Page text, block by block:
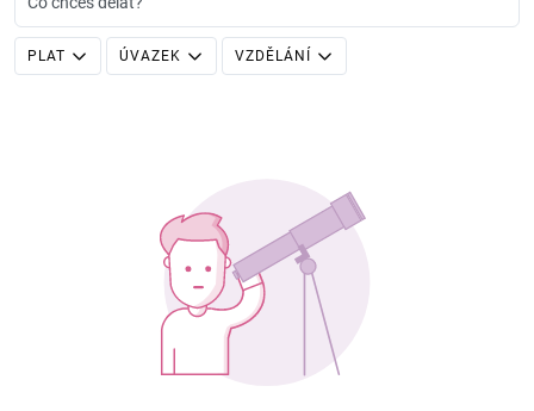
PLAT ÚVAZEK VZDĚLÁNÍ